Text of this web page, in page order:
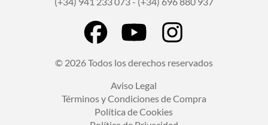
© 2026 Todos los derechos reservados
Aviso Legal
Términos y Condiciones de Compra
Política de Cookies